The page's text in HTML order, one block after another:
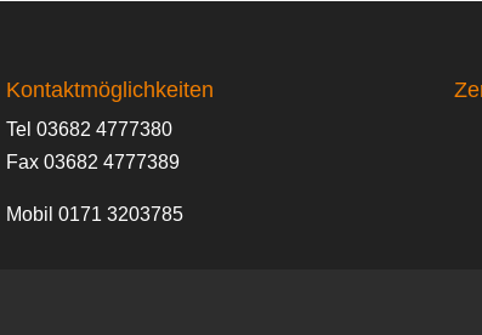
Kontaktmöglichkeiten
Tel 03682 4777380
Fax 03682 4777389
Mobil 0171 3203785